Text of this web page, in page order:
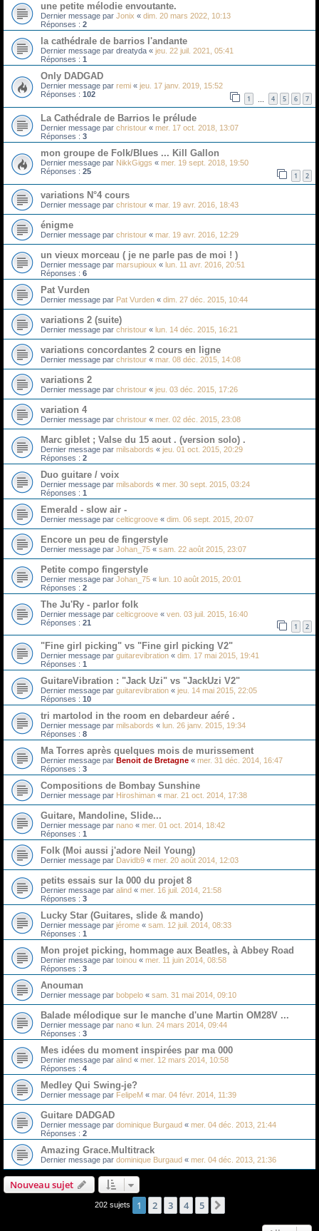
une petite mélodie envoutante.
Dernier message par Jonix « dim. 20 mars 2022, 10:13
Réponses : 2
la cathédrale de barrios l'andante
Dernier message par dreatyda « jeu. 22 juil. 2021, 05:41
Réponses : 1
Only DADGAD
Dernier message par remi « jeu. 17 janv. 2019, 15:52
Réponses : 102 1 4 5 6 7
La Cathédrale de Barrios le prélude
Dernier message par christour « mer. 17 oct. 2018, 13:07
Réponses : 3
mon groupe de Folk/Blues ... Kill Gallon
Dernier message par NikkGiggs « mer. 19 sept. 2018, 19:50
Réponses : 25 1 2
variations N°4 cours
Dernier message par christour « mar. 19 avr. 2016, 18:43
énigme
Dernier message par christour « mar. 19 avr. 2016, 12:29
un vieux morceau ( je ne parle pas de moi ! )
Dernier message par marsupioux « lun. 11 avr. 2016, 20:51
Réponses : 6
Pat Vurden
Dernier message par Pat Vurden « dim. 27 déc. 2015, 10:44
variations 2 (suite)
Dernier message par christour « lun. 14 déc. 2015, 16:21
variations concordantes 2 cours en ligne
Dernier message par christour « mar. 08 déc. 2015, 14:08
variations 2
Dernier message par christour « jeu. 03 déc. 2015, 17:26
variation 4
Dernier message par christour « mer. 02 déc. 2015, 23:08
Marc giblet ; Valse du 15 aout . (version solo) .
Dernier message par milsabords « jeu. 01 oct. 2015, 20:29
Réponses : 2
Duo guitare / voix
Dernier message par milsabords « mer. 30 sept. 2015, 03:24
Réponses : 1
Emerald - slow air -
Dernier message par celticgroove « dim. 06 sept. 2015, 20:07
Encore un peu de fingerstyle
Dernier message par Johan_75 « sam. 22 août 2015, 23:07
Petite compo fingerstyle
Dernier message par Johan_75 « lun. 10 août 2015, 20:01
Réponses : 2
The Ju'Ry - parlor folk
Dernier message par celticgroove « ven. 03 juil. 2015, 16:40
Réponses : 21 1 2
"Fine girl picking" vs "Fine girl picking V2"
Dernier message par guitarevibration « dim. 17 mai 2015, 19:41
Réponses : 1
GuitareVibration : "Jack Uzi" vs "JackUzi V2"
Dernier message par guitarevibration « jeu. 14 mai 2015, 22:05
Réponses : 10
tri martolod in the room en debardeur aéré .
Dernier message par milsabords « lun. 26 janv. 2015, 19:34
Réponses : 8
Ma Torres après quelques mois de murissement
Dernier message par Benoit de Bretagne « mer. 31 déc. 2014, 16:47
Réponses : 3
Compositions de Bombay Sunshine
Dernier message par Hiroshiman « mar. 21 oct. 2014, 17:38
Guitare, Mandoline, Slide...
Dernier message par nano « mer. 01 oct. 2014, 18:42
Réponses : 1
Folk (Moi aussi j'adore Neil Young)
Dernier message par Davidb9 « mer. 20 août 2014, 12:03
petits essais sur la 000 du projet 8
Dernier message par alind « mer. 16 juil. 2014, 21:58
Réponses : 3
Lucky Star (Guitares, slide & mando)
Dernier message par jérome « sam. 12 juil. 2014, 08:33
Réponses : 1
Mon projet picking, hommage aux Beatles, à Abbey Road
Dernier message par toinou « mer. 11 juin 2014, 08:58
Réponses : 3
Anouman
Dernier message par bobpelo « sam. 31 mai 2014, 09:10
Balade mélodique sur le manche d'une Martin OM28V ...
Dernier message par nano « lun. 24 mars 2014, 09:44
Réponses : 3
Mes idées du moment inspirées par ma 000
Dernier message par alind « mer. 12 mars 2014, 10:58
Réponses : 4
Medley Qui Swing-je?
Dernier message par FelipeM « mar. 04 févr. 2014, 11:39
Guitare DADGAD
Dernier message par dominique Burgaud « mer. 04 déc. 2013, 21:44
Réponses : 2
Amazing Grace.Multitrack
Dernier message par dominique Burgaud « mer. 04 déc. 2013, 21:36
Nouveau sujet
202 sujets 1 2 3 4 5